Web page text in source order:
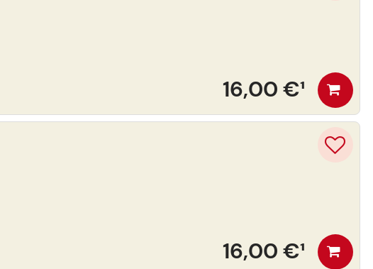
16,00 €¹
16,00 €¹